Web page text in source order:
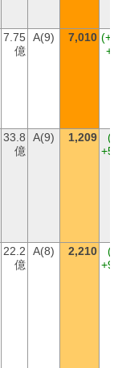
7.75
億
A(9) 7,010
33.8
億
A(9) 1,209
22.2
億
A(8) 2,210